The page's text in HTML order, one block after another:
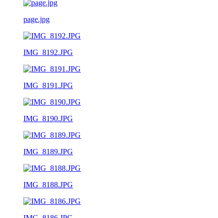
page.jpg
IMG_8192.JPG
IMG_8191.JPG
IMG_8190.JPG
IMG_8189.JPG
IMG_8188.JPG